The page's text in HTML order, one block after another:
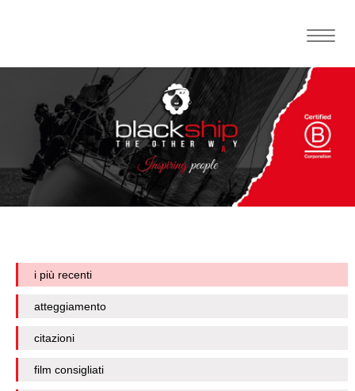
Toggle
i più recenti
atteggiamento
citazioni
film consigliati